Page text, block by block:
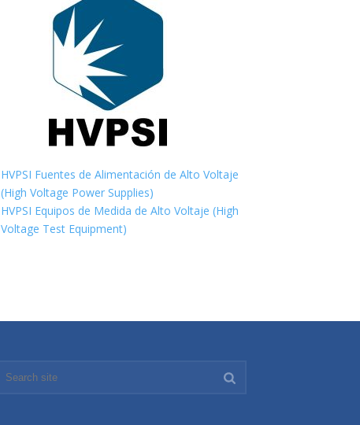
HVPSI Fuentes de Alimentación de Alto Voltaje
(High Voltage Power Supplies)
HVPSI Equipos de Medida de Alto Voltaje (High
Voltage Test Equipment)